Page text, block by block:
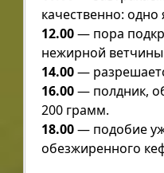
качественно: одно
12.00— пора
нежирной
14.00—
16.00— полдник,
200 грамм.
18.00— подобие
обезжиренного